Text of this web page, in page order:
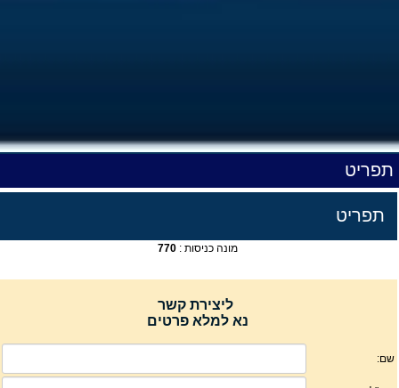
תפריט
תפריט
מונה כניסות : 770
ליצירת קשר
נא למלא פרטים